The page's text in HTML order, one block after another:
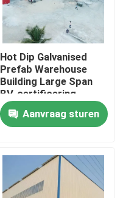
Hot Dip Galvanised
Prefab Warehouse
Building Large Span
BV-certificering
Aanvraag sturen